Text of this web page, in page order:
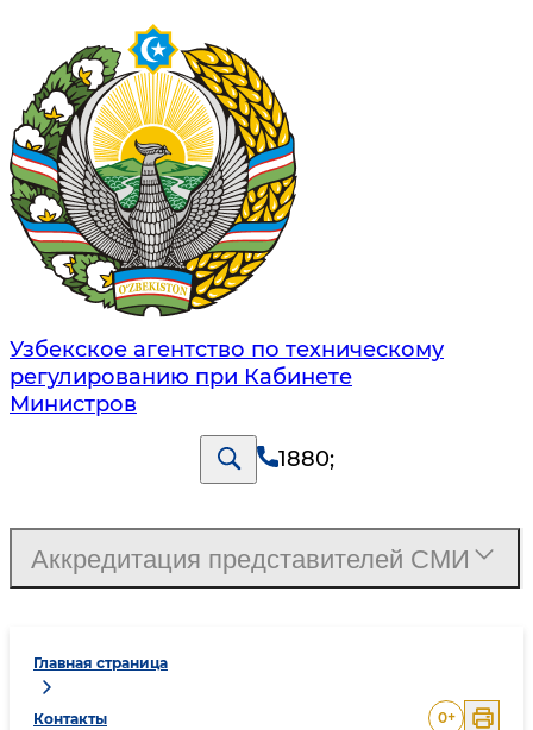
Узбекское агентство по техническому
регулированию при Кабинете
Министров
1880;
Главная страница
Контакты 0+
Аккредитация представителей СМИ